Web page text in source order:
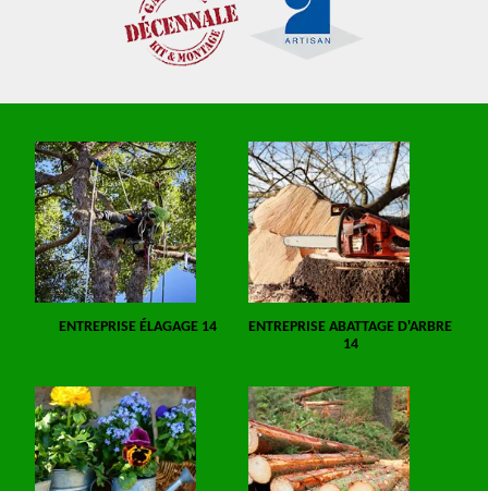
ENTREPRISE ÉLAGAGE 14
ENTREPRISE ABATTAGE D'ARBRE
14